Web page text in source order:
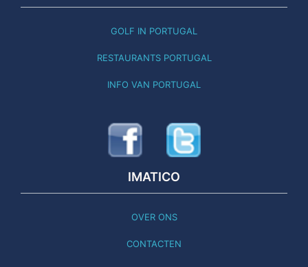
GOLF IN PORTUGAL
RESTAURANTS PORTUGAL
INFO VAN PORTUGAL
IMATICO
OVER ONS
CONTACTEN